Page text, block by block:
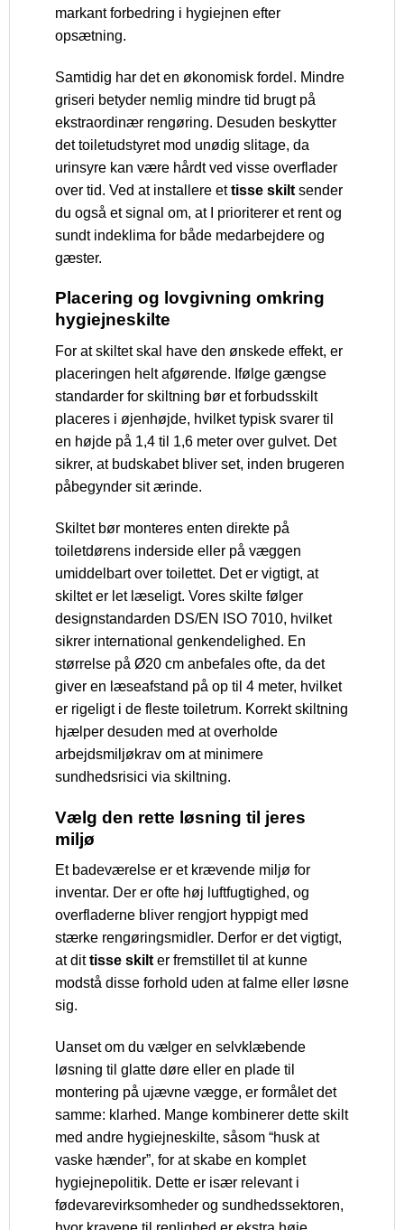
markant forbedring i hygiejnen efter
opsætning.
Samtidig har det en økonomisk fordel. Mindre
griseri betyder nemlig mindre tid brugt på
ekstraordinær rengøring. Desuden beskytter
det toiletudstyret mod unødig slitage, da
urinsyre kan være hårdt ved visse overflader
over tid. Ved at installere ettisse skilt sender
du også et signal om, at I prioriterer et rent og
sundt indeklima for både medarbejdere og
gæster.
Placering og lovgivning omkring
hygiejneskilte
For at skiltet skal have den ønskede effekt, er
placeringen helt afgørende. Ifølge gængse
standarder for skiltning bør et forbudsskilt
placeres i øjenhøjde, hvilket typisk svarer til
en højde på 1,4 til 1,6 meter over gulvet. Det
sikrer, at budskabet bliver set, inden brugeren
påbegynder sit ærinde.
Skiltet bør monteres enten direkte på
toiletdørens inderside eller på væggen
umiddelbart over toilettet. Det er vigtigt, at
skiltet er let læseligt. Vores skilte følger
designstandarden DS/EN ISO 7010, hvilket
sikrer international genkendelighed. En
størrelse på Ø20 cm anbefales ofte, da det
giver en læseafstand på op til 4 meter, hvilket
er rigeligt i de fleste toiletrum. Korrekt skiltning
hjælper desuden med at overholde
arbejdsmiljøkrav om at minimere
sundhedsrisici via skiltning.
Vælg den rette løsning til jeres
miljø
Et badeværelse er et krævende miljø for
inventar. Der er ofte høj luftfugtighed, og
overfladerne bliver rengjort hyppigt med
stærke rengøringsmidler. Derfor er det vigtigt,
at dittisse skilt er fremstillet til at kunne
modstå disse forhold uden at falme eller løsne
sig.
Uanset om du vælger en selvklæbende
løsning til glatte døre eller en plade til
montering på ujævne vægge, er formålet det
samme: klarhed. Mange kombinerer dette skilt
med andre hygiejneskilte, såsom “husk at
vaske hænder”, for at skabe en komplet
hygiejnepolitik. Dette er især relevant i
fødevarevirksomheder og sundhedssektoren,